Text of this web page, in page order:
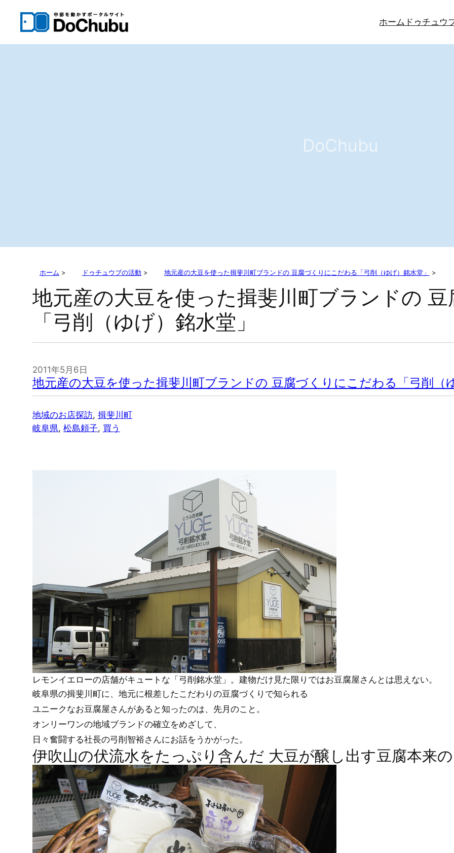
ス
ホーム ドゥチュウ
DoChubu
ホーム > ドゥチュウブの活動 > 地元産の大豆を使った揖斐川町ブランドの 豆腐づくりにこだわる「弓削（ゆげ）銘水堂」 >
地元産の大豆を使った揖斐川町ブランドの
「弓削（ゆげ）銘水堂」
2011年5月6日
地元産の大豆を使った揖斐川町ブランドの 豆腐づくりにこだわる「弓削（
地域のお店探訪, 揖斐川町
岐阜県, 松島頼子, 買う
レモンイエローの店舗がキュートな「弓削銘水堂」。建物だけ見た限りではお豆腐屋さんとは思えない。
岐阜県の揖斐川町に、地元に根差したこだわりの豆腐づくりで知られる
ユニークなお豆腐屋さんがあると知ったのは、先月のこと。
オンリーワンの地域ブランドの確立をめざして、
日々奮闘する社長の弓削智裕さんにお話をうかがった。
伊吹山の伏流水をたっぷり含んだ 大豆が醸し出す豆腐本来